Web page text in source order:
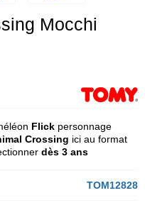
Mocchi
Flick personnage
Crossing ici au format
dès 3 ans
TOM12828